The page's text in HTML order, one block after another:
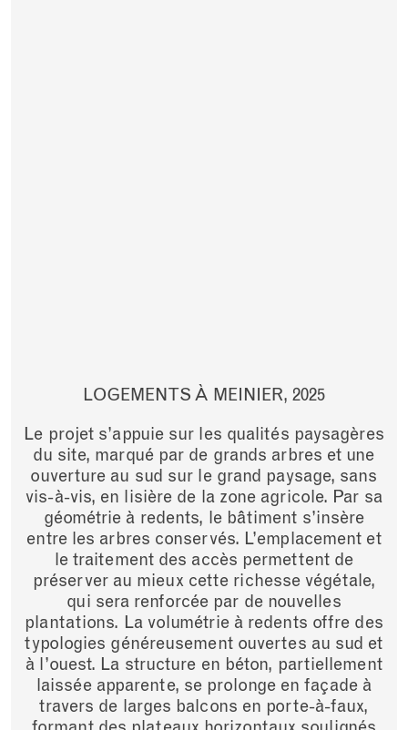
LOGEMENTS À MEINIER, 2025
Le projet s’appuie sur les qualités paysagères
du site, marqué par de grands arbres et une
ouverture au sud sur le grand paysage, sans
vis-à-vis, en lisière de la zone agricole. Par sa
géométrie à redents, le bâtiment s’insère
entre les arbres conservés. L’emplacement et
le traitement des accès permettent de
préserver au mieux cette richesse végétale,
qui sera renforcée par de nouvelles
plantations. La volumétrie à redents offre des
typologies généreusement ouvertes au sud et
à l’ouest. La structure en béton, partiellement
laissée apparente, se prolonge en façade à
travers de larges balcons en porte-à-faux,